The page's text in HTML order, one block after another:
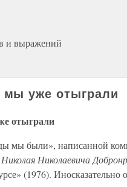
и выражений
уже отыграли
отыграли
мы были», написанной
Николая Николаевича
(1976).